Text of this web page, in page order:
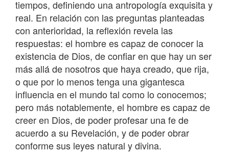
tiempos, definiendo una antropología exquisita y
real. En relación con las preguntas planteadas
con anterioridad, la reflexión revela las
respuestas: el hombre es capaz de conocer la
existencia de Dios, de confiar en que hay un ser
más allá de nosotros que haya creado, que rija,
o que por lo menos tenga una gigantesca
influencia en el mundo tal como lo conocemos;
pero más notablemente, el hombre es capaz de
creer en Dios, de poder profesar una fe de
acuerdo a su Revelación, y de poder obrar
conforme sus leyes natural y divina.